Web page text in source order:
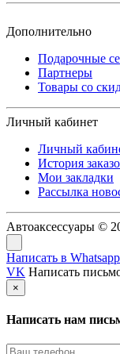
Дополнительно
Подарочные
Партнеры
Товары со
Личный кабинет
Личный
История
Мои закладки
Рассылка
Автоаксессуары ©
Написать в Whatsapp
VK Написать
×
Написать нам